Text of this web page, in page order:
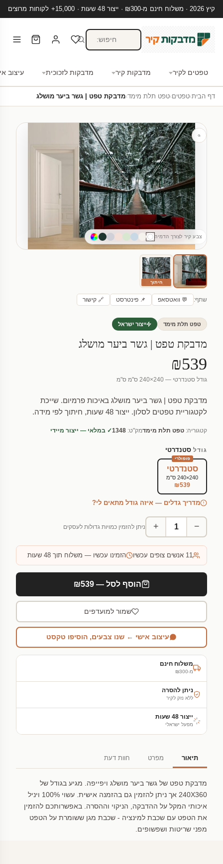
קיץ 2026 · משלוח חינם מ-₪300 · ייצור 48 שעות · 15,000+ לקוחות מרוצים
טפטים לקיר מדבקות קיר מדבקות לזכוכית עיצוב
דף הבית›טפטים›טפט תלת מימד›מדבקת טפט | גשר ביער מושלג
צבע קיר לצורך הדמיה
חיתוך
שתף: 💬 וואטסאפ 📌 פינטרסט 🔗 קישור
טפט תלת מימד ייצור ישראל
מדבקת טפט | גשר ביער מושלג
₪539
גודל סטנדרטי — 240×240 ס"מ ס"מ
מדבקת טפט | גשר ביער מושלג באיכות פרמיום. שייכת
לקטגוריית טפטים לסלון. ייצור 48 שעות, חיתוך לפי מידה.
קטגוריה: טפט תלת מימדמק"ט: 1348✓ במלאי — ייצור מיידי
גודל סטנדרטי
פופולרי
סטנדרטי
240×240 ס"מ
₪539
מדריך גדלים — איזה גודל מתאים לי?
−
+ ניתן להזמין כמויות גדולות לעסקים
11 אנשים צופים עכשיו הזמינו עכשיו — משלוח תוך 48 שעות
הוסף לסל — ₪539
שמור למועדפים
עיצוב אישי ← שנו צבעים, הוסיפו טקסט
משלוח חינם
מ-₪300
ניתן להסרה
ללא נזק לקיר
ייצור 48 שעות
מפעל ישראלי
תיאור מפרט חוות דעת
מדבקת טפט של גשר ביער מושלג ויפייפה. מגיע בגודל של
240X360 אך ניתן להזמין גם בהזמנה אישית. עשוי 100% ויניל
איכותי המקל על ההדבקה, הניקוי וההסרה. באפשרותכם להזמין
את הטפט עם שכבת למינציה - שכבת מגן ששומרת על הטפט
מפני שריטות ושפשופים.